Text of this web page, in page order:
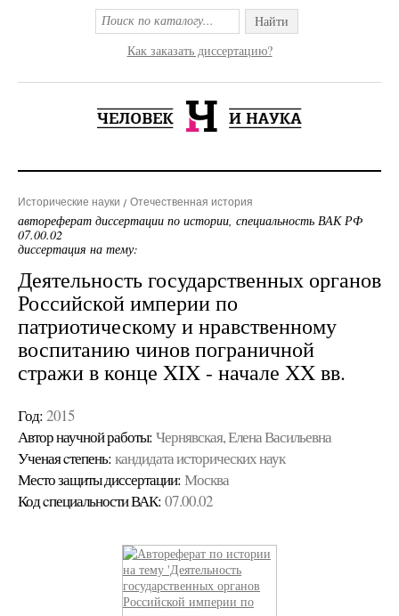
Найти
Как заказать диссертацию?
Исторические науки Отечественная история
автореферат диссертации по истории, специальность ВАК РФ
07.00.02
диссертация на тему:
Деятельность государственных органов
Российской империи по
патриотическому и нравственному
воспитанию чинов пограничной
стражи в конце XIX - начале XX вв.
Год: 2015
Автор научной работы: Чернявская, Елена Васильевна
Ученая cтепень: кандидата исторических наук
Место защиты диссертации: Москва
Код cпециальности ВАК: 07.00.02